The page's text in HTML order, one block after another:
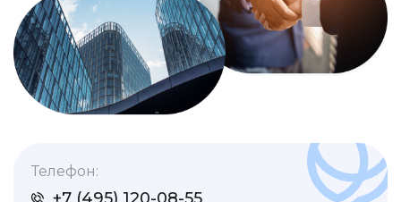
Телефон: